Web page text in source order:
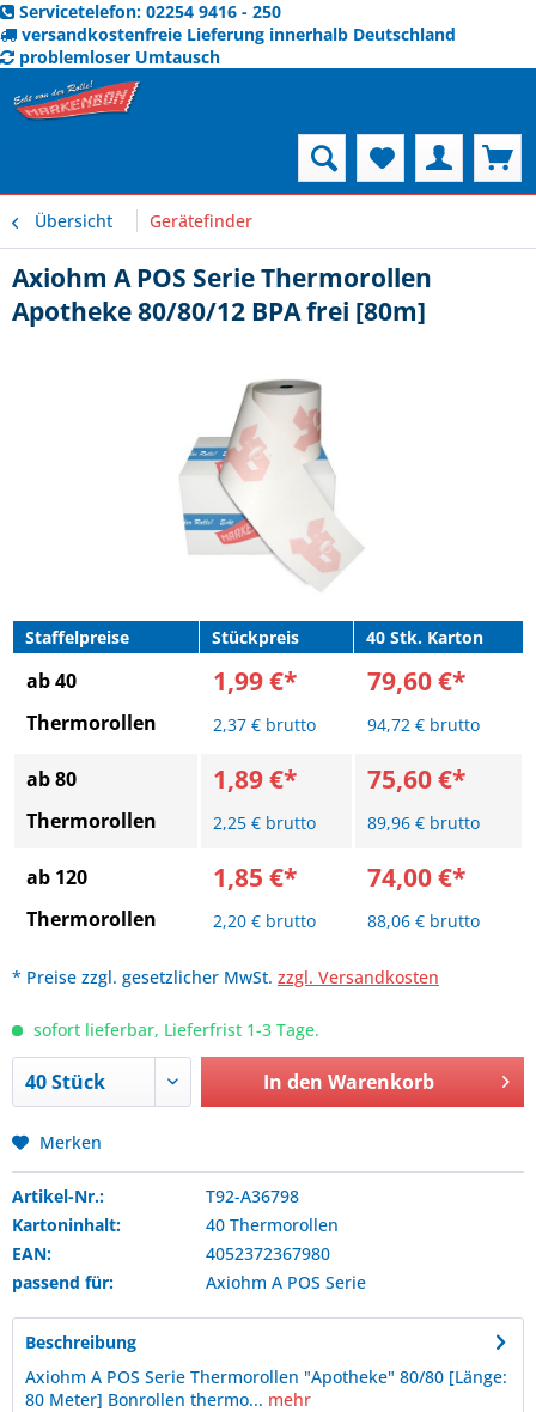
Servicetelefon: 02254 9416 - 250
versandkostenfreie Lieferung innerhalb Deutschland
problemloser Umtausch
Übersicht Gerätefinder
Axiohm A POS Serie Thermorollen
Apotheke 80/80/12 BPA frei [80m]
Staffelpreise Stückpreis 40 Stk. Karton
ab 40
Thermorollen
1,99 €*
2,37 € brutto
79,60 €*
94,72 € brutto
ab 80
Thermorollen
1,89 €*
2,25 € brutto
75,60 €*
89,96 € brutto
ab 120
Thermorollen
1,85 €*
2,20 € brutto
74,00 €*
88,06 € brutto
* Preise zzgl. gesetzlicher MwSt. zzgl. Versandkosten
sofort lieferbar, Lieferfrist 1-3 Tage.
In den Warenkorb
Merken
Artikel-Nr.:
T92-A36798
Kartoninhalt:
40 Thermorollen
EAN:
4052372367980
passend für:
Axiohm A POS Serie
Beschreibung
Axiohm A POS Serie Thermorollen "Apotheke" 80/80 [Länge:
80 Meter] Bonrollen thermo... mehr